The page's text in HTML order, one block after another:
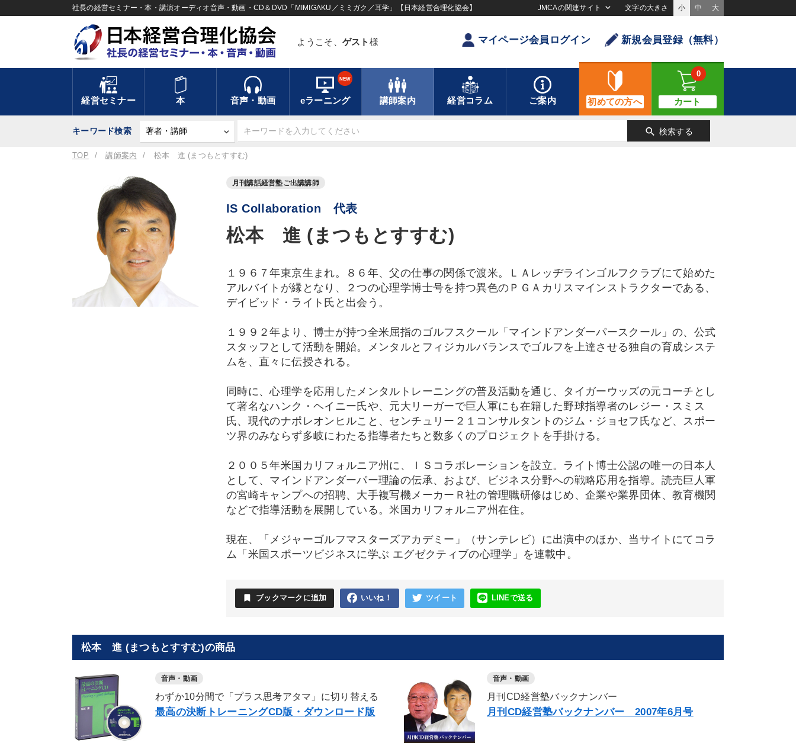
社長の経営セミナー・本・講演オーディオ音声・動画・CD＆DVD「MIMIGAKU／ミミガク／耳学」【日本経営合理化協会】 JMCAの関連サイト 文字の大きさ 小 中 大
ようこそ、 ゲスト 様 マイページ会員ログイン 新規会員登録（無料）
経営セミナー 本 音声・動画 eラーニング
NEW
講師案内 経営コラム ご案内 初めての方へ カート
0
キーワード検索 search 検索する
TOP 講師案内 松本 進 (まつもとすすむ)
月刊講話経営塾ご出講講師
IS Collaboration 代表
松本 進 (まつもとすすむ)
１９６７年東京生まれ。８６年、父の仕事の関係で渡米。ＬＡレッヂラインゴルフクラブにて始めた
アルバイトが縁となり、２つの心理学博士号を持つ異色のＰＧＡカリスマインストラクターである、
デイビッド・ライト氏と出会う。
１９９２年より、博士が持つ全米屈指のゴルフスクール「マインドアンダーパースクール」の、公式
スタッフとして活動を開始。メンタルとフィジカルバランスでゴルフを上達させる独自の育成システ
ムを、直々に伝授される。
同時に、心理学を応用したメンタルトレーニングの普及活動を通じ、タイガーウッズの元コーチとし
て著名なハンク・ヘイニー氏や、元大リーガーで巨人軍にも在籍した野球指導者のレジー・スミス
氏、現代のナポレオンヒルこと、センチュリー２１コンサルタントのジム・ジョセフ氏など、スポー
ツ界のみならず多岐にわたる指導者たちと数多くのプロジェクトを手掛ける。
２００５年米国カリフォルニア州に、ＩＳコラボレーションを設立。ライト博士公認の唯一の日本人
として、マインドアンダーパー理論の伝承、および、ビジネス分野への戦略応用を指導。読売巨人軍
の宮崎キャンプへの招聘、大手複写機メーカーＲ社の管理職研修はじめ、企業や業界団体、教育機関
などで指導活動を展開している。米国カリフォルニア州在住。
現在、「メジャーゴルフマスターズアカデミー」（サンテレビ）に出演中のほか、当サイトにてコラ
ム「米国スポーツビジネスに学ぶ エグゼクティブの心理学」を連載中。
bookmark ブックマークに追加 いいね！ ツイート LINEで送る
松本 進 (まつもとすすむ)の商品
音声・動画
わずか10分間で「プラス思考アタマ」に切り替える
最高の決断トレーニングCD版・ダウンロード版
音声・動画
月刊CD経営塾バックナンバー
月刊CD経営塾バックナンバー 2007年6月号